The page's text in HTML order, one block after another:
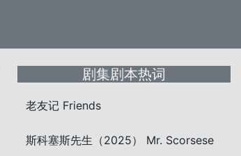
剧集剧本热词
老友记 Friends
斯科塞斯先生（2025） Mr. Scorsese